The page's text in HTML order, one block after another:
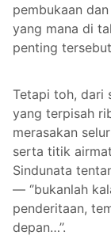
pembukaan
yang mana di
penting
Tetapi toh, dari
yang terpisah
merasakan
serta titik
Sindunata
— ‘’bukanlah
penderitaan,
depan…’’.